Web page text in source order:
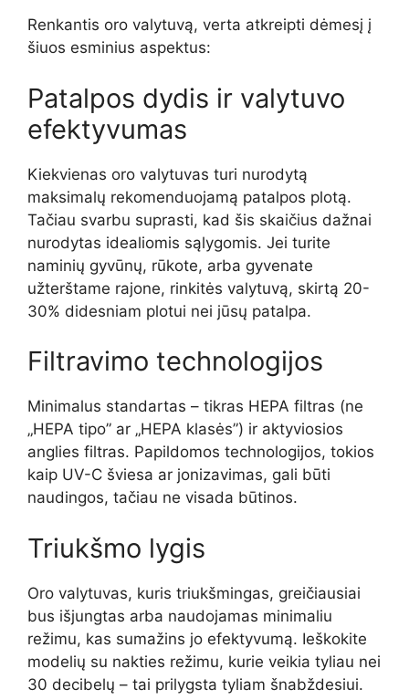
Renkantis oro valytuvą, verta atkreipti dėmesį į
šiuos esminius aspektus:
Patalpos dydis ir valytuvo
efektyvumas
Kiekvienas oro valytuvas turi nurodytą
maksimalų rekomenduojamą patalpos plotą.
Tačiau svarbu suprasti, kad šis skaičius dažnai
nurodytas idealiomis sąlygomis. Jei turite
naminių gyvūnų, rūkote, arba gyvenate
užterštame rajone, rinkitės valytuvą, skirtą 20-
30% didesniam plotui nei jūsų patalpa.
Filtravimo technologijos
Minimalus standartas – tikras HEPA filtras (ne
„HEPA tipo” ar „HEPA klasės”) ir aktyviosios
anglies filtras. Papildomos technologijos, tokios
kaip UV-C šviesa ar jonizavimas, gali būti
naudingos, tačiau ne visada būtinos.
Triukšmo lygis
Oro valytuvas, kuris triukšmingas, greičiausiai
bus išjungtas arba naudojamas minimaliu
režimu, kas sumažins jo efektyvumą. Ieškokite
modelių su nakties režimu, kurie veikia tyliau nei
30 decibelų – tai prilygsta tyliam šnabždesiui.